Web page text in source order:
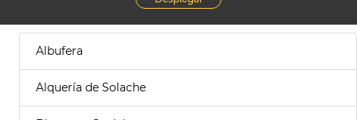
Albufera
Alquería de Solache